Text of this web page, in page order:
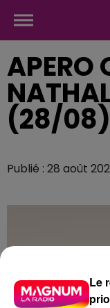
APERO
(28/08)
Publié : 28 août
Le